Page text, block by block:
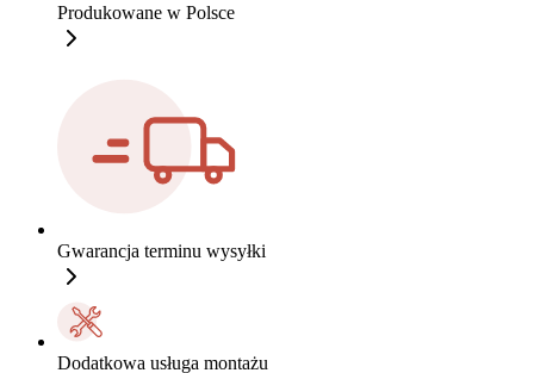
Produkowane w Polsce
Gwarancja terminu wysyłki
Dodatkowa usługa montażu